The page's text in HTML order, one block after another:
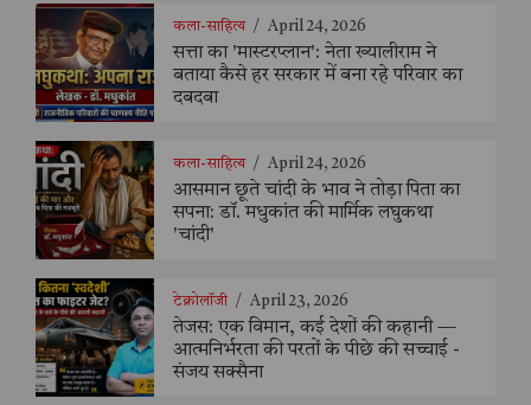
कला-साहित्य / April 24, 2026
सत्ता का 'मास्टरप्लान': नेता ख्यालीराम ने
बताया कैसे हर सरकार में बना रहे परिवार का
दबदबा
कला-साहित्य / April 24, 2026
आसमान छूते चांदी के भाव ने तोड़ा पिता का
सपना: डॉ. मधुकांत की मार्मिक लघुकथा
'चांदी'
टेक्नोलॉजी / April 23, 2026
तेजस: एक विमान, कई देशों की कहानी —
आत्मनिर्भरता की परतों के पीछे की सच्चाई -
संजय सक्सैना